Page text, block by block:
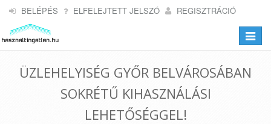
BELÉPÉS ELFELEJTETT JELSZÓ REGISZTRÁCIÓ
Toggle
ÜZLEHELYISÉG GYŐR BELVÁROSÁBAN
SOKRÉTŰ KIHASZNÁLÁSI
LEHETŐSÉGGEL!